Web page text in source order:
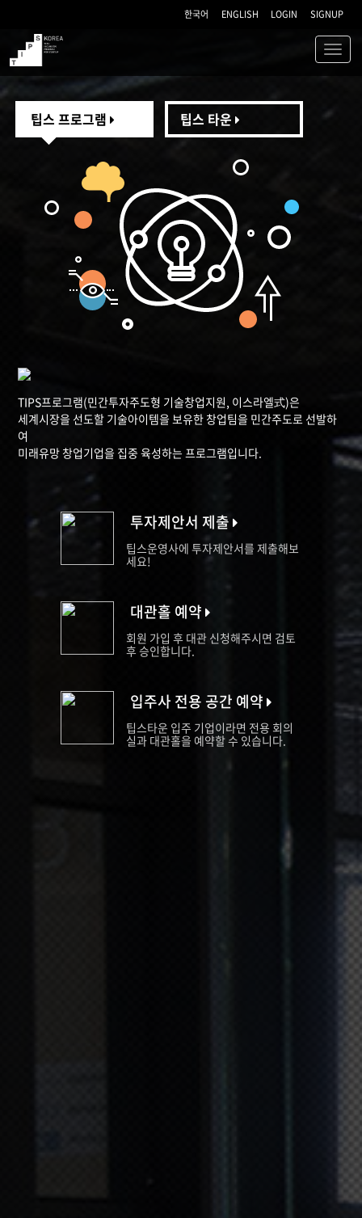
한국어 ENGLISH LOGIN SIGNUP
TIPS
팁스 프로그램 팁스 타운
TIPS프로그램(민간투자주도형 기술창업지원, 이스라엘式)은
세계시장을 선도할 기술아이템을 보유한 창업팀을 민간주도로 선발하
여
미래유망 창업기업을 집중 육성하는 프로그램입니다.
투자제안서 제출
팁스운영사에 투자제안서를 제출해보
세요!
대관홀 예약
회원 가입 후 대관 신청해주시면 검토
후 승인합니다.
입주사 전용 공간 예약
팁스타운 입주 기업이라면 전용 회의
실과 대관홀을 예약할 수 있습니다.